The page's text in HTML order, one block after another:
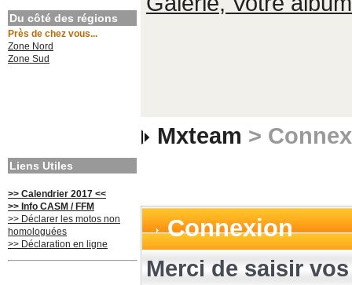
Du côté des régions
Près de chez vous...
Zone Nord
Zone Sud
Liens Utiles
>> Calendrier 2017 <<
>> Info CASM / FFM
>> Déclarer les motos non
homologuées
>> Déclaration en ligne
Mxteam >
Connexion
Merci de saisir